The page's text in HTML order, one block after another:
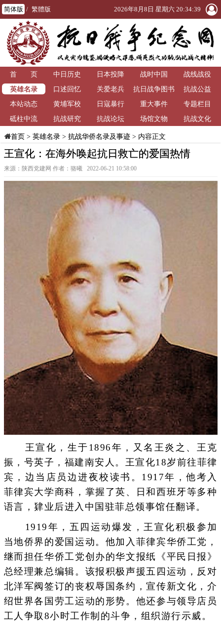
简体版 / 繁體版 2026年8月8日 星期六 20:34:40
首 页 中日历史 日本投降 战时中国
战线战役
英雄名录
口述回忆 关爱老兵
抗日战争图书
馆
抗战公益
本站动态
黄埔军校 日寇暴行 重大事件
专题栏目
砥柱中流
抗战研究 抗战论坛 场馆文物 抗战文化
首页> 英雄名录> 抗战华侨名录及事迹> 内容正文
王宣化：在海外唤起抗日救亡的爱国热情
来源：陕西党建网 作者：骆曦 2022-06-21 10:58:00
王宣化，生于1896年，又名王炎之、王克
振，号英子，福建南安人。王宣化18岁前往菲律
宾，边当店员边进夜校读书。1917年，他考入
菲律宾大学商科，掌握了英、日和西班牙等多种
语言，肄业后进入中国驻菲总领事馆任翻译。
1919年，五四运动爆发，王宣化积极参加
当地侨界的爱国运动。他加入菲律宾华侨工党，
继而担任华侨工党创办的华文报纸《平民日报》
总经理兼总编辑。该报积极声援五四运动，反对
北洋军阀签订的丧权辱国条约，宣传新文化，介
绍世界各国劳工运动的形势。他还参与领导店员
工人争取8小时工作制的斗争，组织游行示威。